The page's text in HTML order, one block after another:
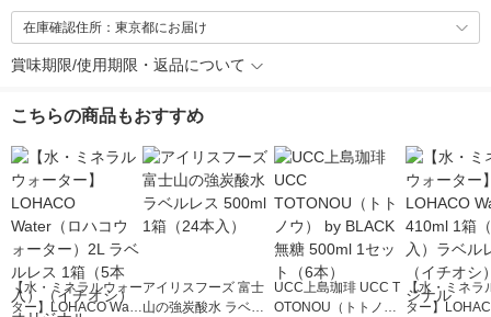
在庫確認住所：東京都にお届け
賞味期限/使用期限・返品について
こちらの商品もおすすめ
【水・ミネラルウォー
ター】LOHACO Wate
アイリスフーズ 富士
山の強炭酸水 ラベル
UCC上島珈琲 UCC T
OTONOU（トトノ
【水・ミネラ
ター】